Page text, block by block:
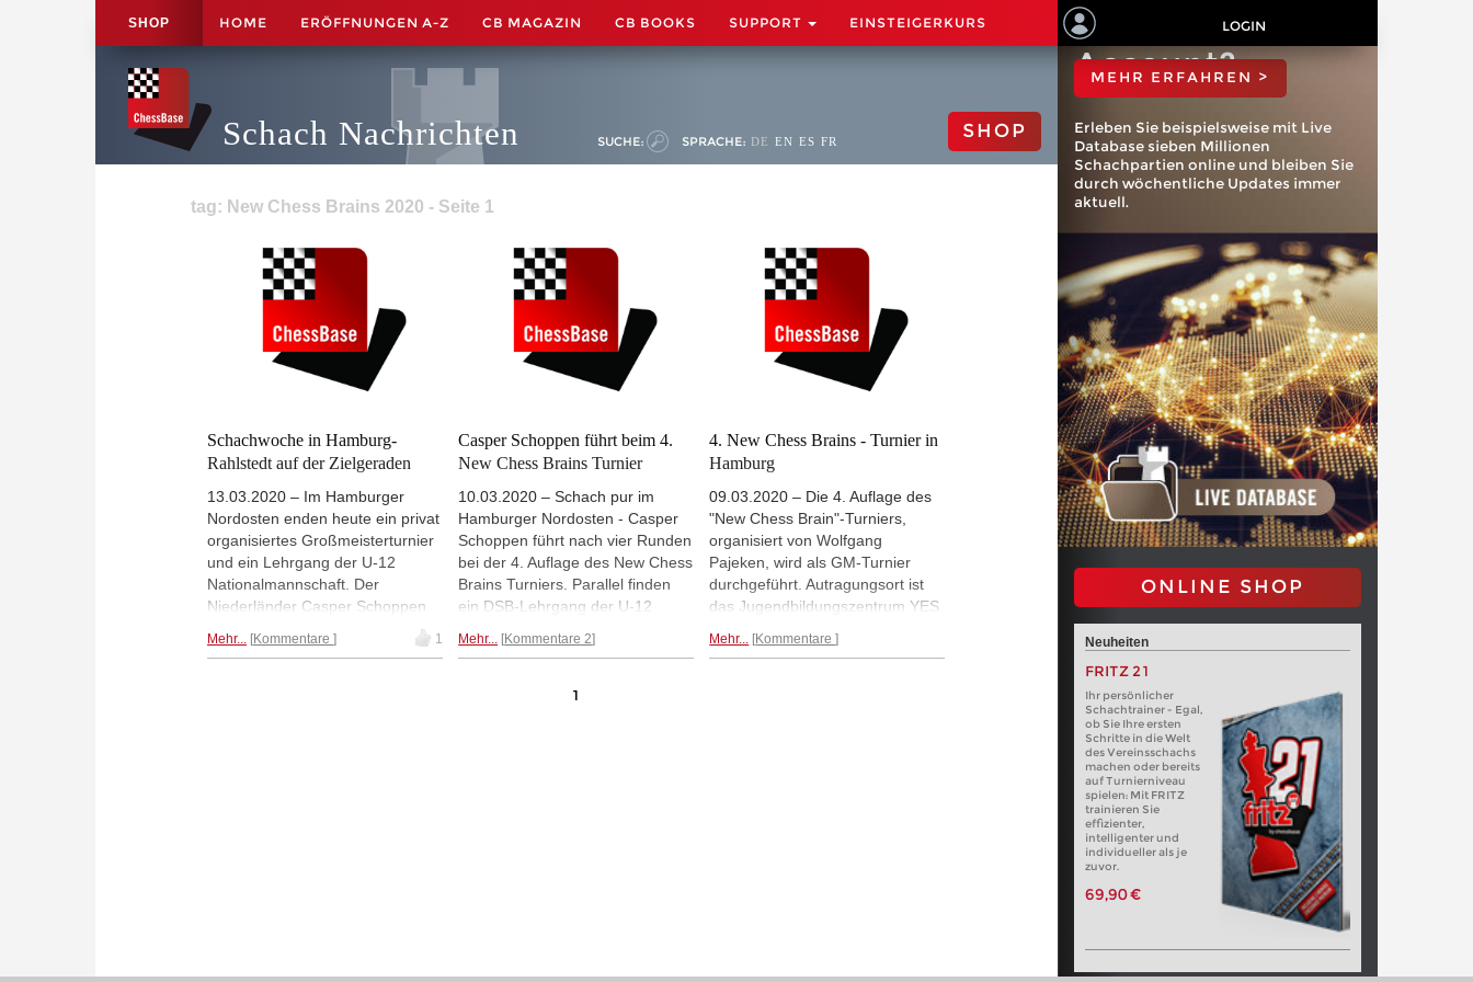
SHOP HOME ERÖFFNUNGEN A-Z CB MAGAZIN CB BOOKS SUPPORT EINSTEIGERKURS LOGIN
Schach Nachrichten SUCHE: SPRACHE: DE EN ES FR SHOP
tag: New Chess Brains 2020 - Seite 1
Schachwoche in Hamburg-
Rahlstedt auf der Zielgeraden
13.03.2020 – Im Hamburger
Nordosten enden heute ein privat
organisiertes Großmeisterturnier
und ein Lehrgang der U-12
Nationalmannschaft. Der
Niederländer Casper Schoppen
hat beste Chancen auf die GM-
Norm und den Turniersieg, darf
Mehr... Kommentare 1
Casper Schoppen führt beim 4.
New Chess Brains Turnier
10.03.2020 – Schach pur im
Hamburger Nordosten - Casper
Schoppen führt nach vier Runden
bei der 4. Auflage des New Chess
Brains Turniers. Parallel finden
ein DSB-Lehrgang der U-12
von Trainer FM Wolfgang
Beteiligung der Nr.1 der U-10w,
Mehr... Kommentare 2
4. New Chess Brains - Turnier in
Hamburg
09.03.2020 – Die 4. Auflage des
"New Chess Brain"-Turniers,
organisiert von Wolfgang
Pajeken, wird als GM-Turnier
durchgeführt. Autragungsort ist
das Jugendbildungszentrum YES
Normenjäger starteten mit Siegen
Mehr... Kommentare
1
ChessBase
Account?
MEHR ERFAHREN >
Erleben Sie beispielsweise mit Live
Database sieben Millionen
Schachpartien online und bleiben Sie
durch wöchentliche Updates immer
aktuell.
ONLINE SHOP
Neuheiten
FRITZ 21
Ihr persönlicher
Schachtrainer - Egal,
ob Sie Ihre ersten
Schritte in die Welt
des Vereinsschachs
machen oder bereits
auf Turnierniveau
spielen: Mit FRITZ
trainieren Sie
effizienter,
intelligenter und
individueller als je
zuvor.
69,90 €